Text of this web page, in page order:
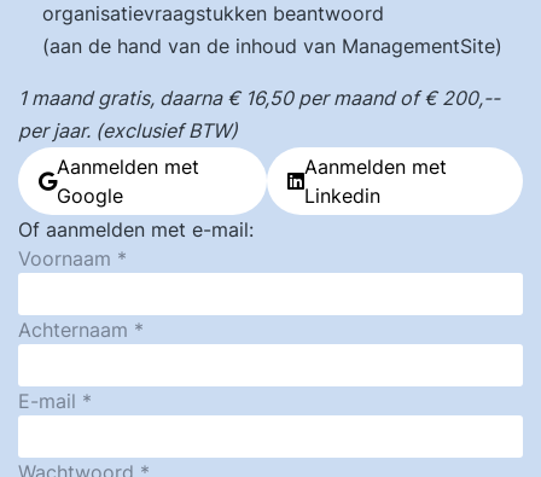
organisatievraagstukken beantwoord
(aan de hand van de inhoud van ManagementSite)
1 maand gratis, daarna € 16,50 per maand of € 200,--
per jaar. (exclusief BTW)
Aanmelden met
Google
Aanmelden met
Linkedin
Of aanmelden met e-mail:
Voornaam
Achternaam
E-mail
Wachtwoord